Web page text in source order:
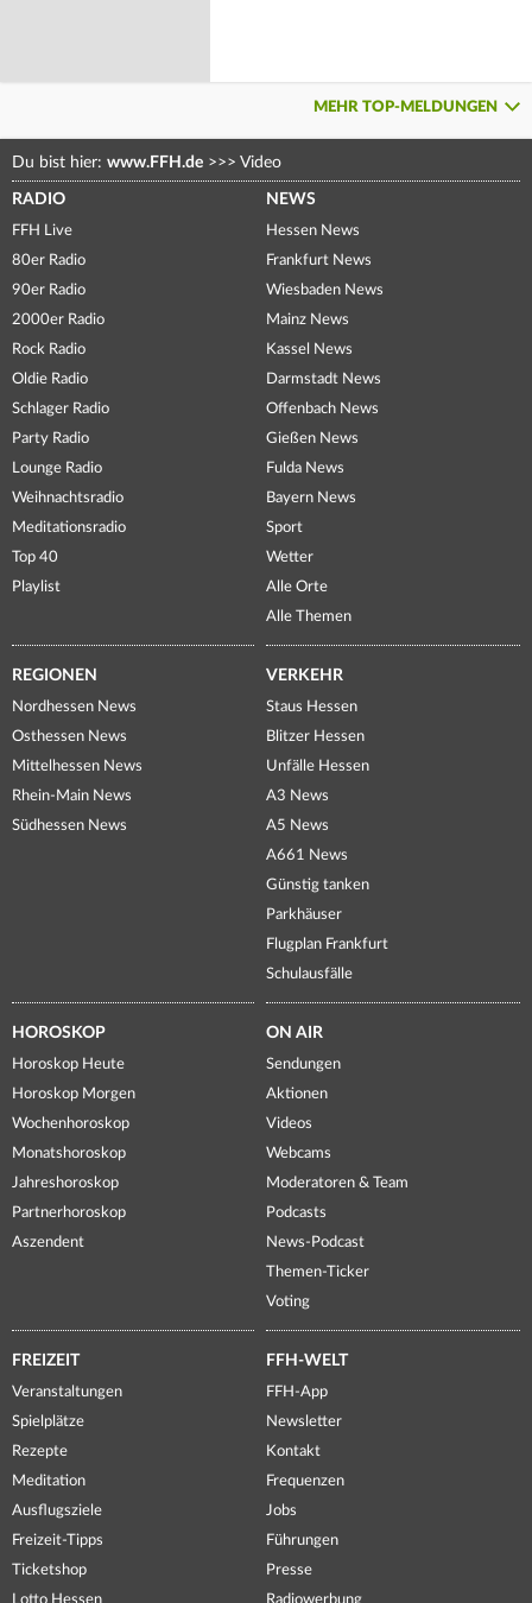
MEHR TOP-MELDUNGEN
Du bist hier: www.FFH.de >>> Video
RADIO
FFH Live
80er Radio
90er Radio
2000er Radio
Rock Radio
Oldie Radio
Schlager Radio
Party Radio
Lounge Radio
Weihnachtsradio
Meditationsradio
Top 40
Playlist
NEWS
Hessen News
Frankfurt News
Wiesbaden News
Mainz News
Kassel News
Darmstadt News
Offenbach News
Gießen News
Fulda News
Bayern News
Sport
Wetter
Alle Orte
Alle Themen
REGIONEN
Nordhessen News
Osthessen News
Mittelhessen News
Rhein-Main News
Südhessen News
VERKEHR
Staus Hessen
Blitzer Hessen
Unfälle Hessen
A3 News
A5 News
A661 News
Günstig tanken
Parkhäuser
Flugplan Frankfurt
Schulausfälle
HOROSKOP
Horoskop Heute
Horoskop Morgen
Wochenhoroskop
Monatshoroskop
Jahreshoroskop
Partnerhoroskop
Aszendent
ON AIR
Sendungen
Aktionen
Videos
Webcams
Moderatoren & Team
Podcasts
News-Podcast
Themen-Ticker
Voting
FREIZEIT
Veranstaltungen
Spielplätze
Rezepte
Meditation
Ausflugsziele
Freizeit-Tipps
Ticketshop
Lotto Hessen
FFH-WELT
FFH-App
Newsletter
Kontakt
Frequenzen
Jobs
Führungen
Presse
Radiowerbung